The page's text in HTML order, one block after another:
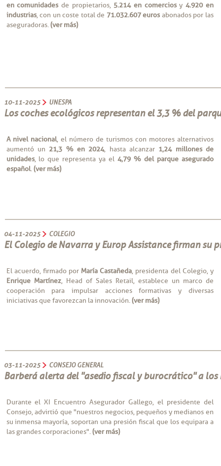
en comunidadesde propietarios, 5.214 en comerciosy4.920 en
industrias, con un coste total de 71.032.607 eurosabonados por las
aseguradoras.(ver más)
10-11-2025 UNESPA
Los coches ecológicos representan el 3,3 % del
A nivel nacional, el número de turismos con motores alternativos
aumentó un 21,3 % en 2024, hasta alcanzar 1,24 millones de
unidades, lo que representa ya el4,79 % del parque asegurado
español.(ver más)
04-11-2025 COLEGIO
El Colegio de Navarra y Europ Assistance firman su
El acuerdo, firmado por María Castañeda, presidenta del Colegio, y
Enrique Martínez, Head of Sales Retail, establece un marco de
cooperación para impulsar acciones formativas y diversas
iniciativas que favorezcan la innovación.(ver más)
03-11-2025 CONSEJO GENERAL
Barberá alerta del "asedio fiscal y burocrático" a los
Durante el XI Encuentro Asegurador Gallego, el presidente del
Consejo, advirtió que "nuestros negocios, pequeños y medianos en
su inmensa mayoría, soportan una presión fiscal que los equipara a
las grandes corporaciones".(ver más)